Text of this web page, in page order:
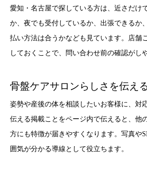
愛知・名古屋で探している方は、近さだけ
か、夜でも受付しているか、出張できるか
払い方法は合うかなども見ています。店舗
しておくことで、問い合わせ前の確認がし
骨盤ケアサロンらしさを伝え
姿勢や産後の体を相談したいお客様に、対
伝える掲載ことをページ内で伝えると、他
方にも特徴が届きやすくなります。写真や
囲気が分かる導線として役立ちます。